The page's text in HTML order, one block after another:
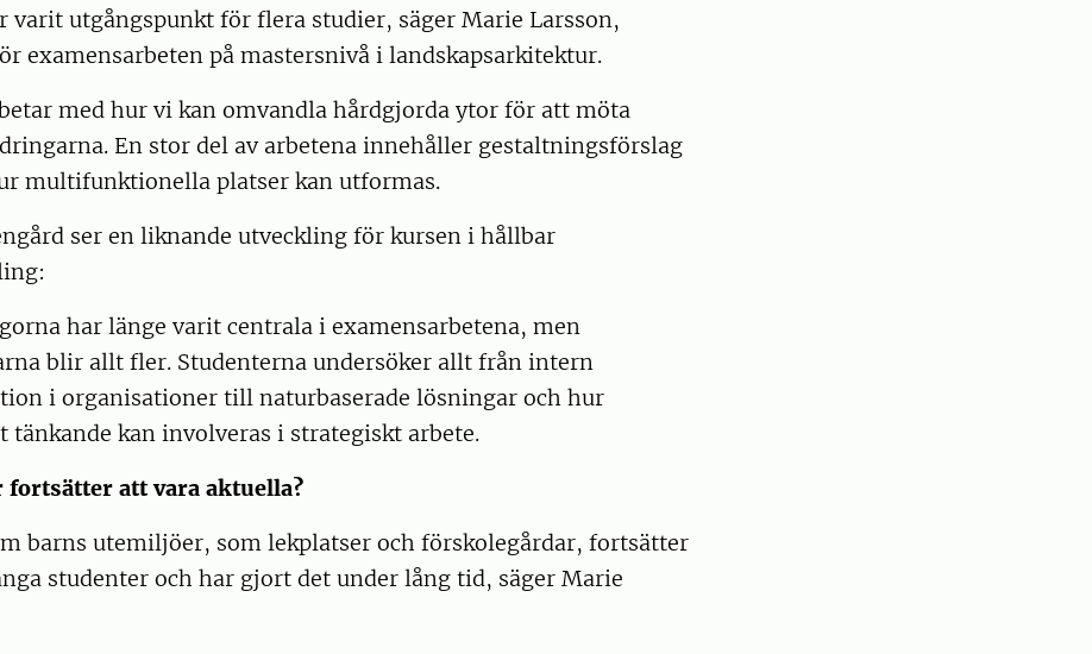
varit utgångspunkt för flera studier, säger Marie Larsson,
examensarbeten på mastersnivå i landskapsarkitektur.
med hur vi kan omvandla hårdgjorda ytor för att möta
En stor del av arbetena innehåller gestaltningsförslag
multifunktionella platser kan utformas.
ser en liknande utveckling för kursen i hållbar
har länge varit centrala i examensarbetena, men
blir allt fler. Studenterna undersöker allt från intern
i organisationer till naturbaserade lösningar och hur
tänkande kan involveras i strategiskt arbete.
att vara aktuella?
barns utemiljöer, som lekplatser och förskolegårdar, fortsätter
studenter och har gjort det under lång tid, säger Marie